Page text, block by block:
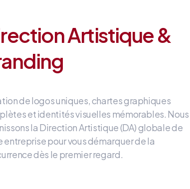
Artistique &
de logos uniques, chartes graphiques
et identités visuelles mémorables. Nous
la Direction Artistique (DA) globale de
entreprisepour vous démarquer de la
dès le premier regard.